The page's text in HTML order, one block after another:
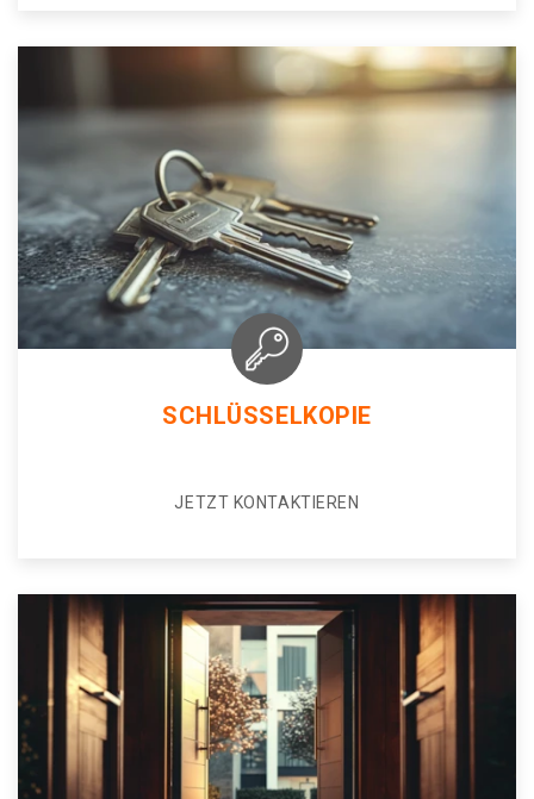
SCHLÜSSELKOPIE
JETZT KONTAKTIEREN